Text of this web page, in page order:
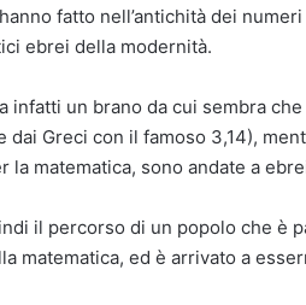
fatto nell’antichità dei
ebrei della modernità.
infatti un brano da cui sembra
dai Greci con il famoso 3,14),
la matematica, sono andate a
il percorso di un popolo che è
matematica, ed è arrivato a